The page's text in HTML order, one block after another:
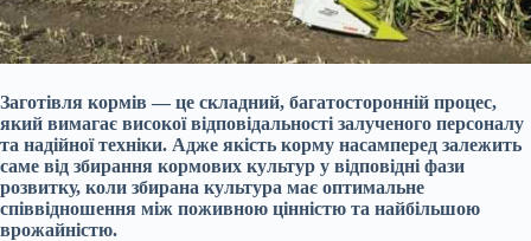
Заготівля кормів — це складний, багатосторонній процес,
який вимагає високої відповідальності залученого персоналу
та надійної техніки. Адже якість корму насамперед залежить
саме від збирання кормових культур у відповідні фази
розвитку, коли збирана культура має оптимальне
співвідношення між поживною цінністю та найбільшою
врожайністю.